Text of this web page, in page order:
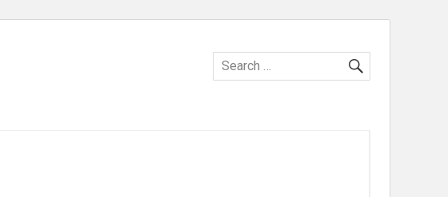
Search
for: